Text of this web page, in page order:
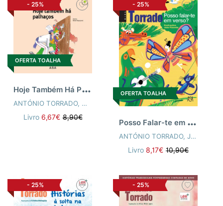
- 25%
OFERTA TOALHA
H
oje Também Há Palhaços
ANTÓNIO TORRADO, MARIA ALBERTA MENÉRES
Livro 6,67€ 8,90€
- 25%
OFERTA TOALHA
P
osso Falar-te em Verso?
ANTÓNIO TORRADO, JOÃO FAZENDA
Livro 8,17€ 10,90€
- 25% - 25%